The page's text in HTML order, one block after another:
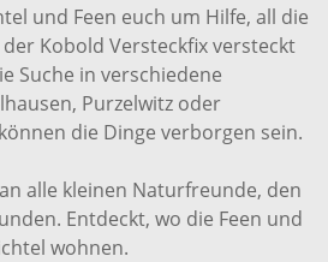
und Feen euch um Hilfe, all die
Kobold Versteckfix versteckt
Suche in verschiedene
Purzelwitz oder
die Dinge verborgen sein.
alle kleinen Naturfreunde, den
Entdeckt, wo die Feen und
wohnen.